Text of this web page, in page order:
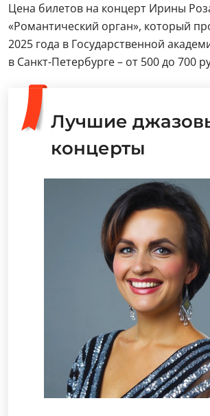
Цена билетов на концерт Ирины
«Романтический орган», который
2025 года в Государственной
в Санкт-Петербурге – от 500 до 700
Лучшие
концерты